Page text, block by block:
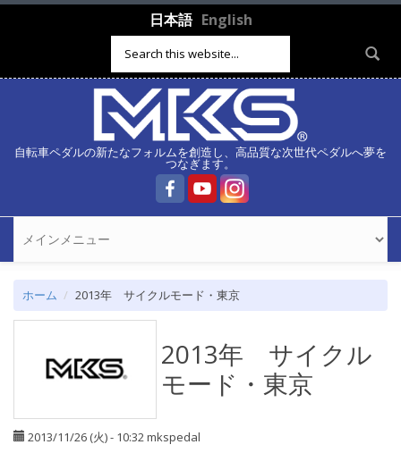
メインコンテンツに移動日本語 English
検索フォーム
自転車ペダルの新たなフォルムを創造し、高品質な次世代ペダルへ夢を
つなぎます。
ホーム 2013年 サイクルモード・東京
2013年 サイクル
モード・東京
2013/11/26 (火) - 10:32mkspedal